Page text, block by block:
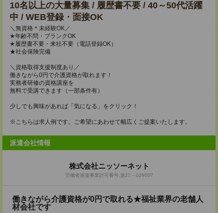
10名以上の大量募集 / 履歴書不要 / 40～50代活躍
中 / WEB登録・面接OK
＼無資格＊未経験OK／
★年齢不問・ブランクOK
★履歴書不要・来社不要（電話登録OK）
★社会保険完備
＼資格取得支援制度あり／
働きながら0円で介護資格が取れます！
実務者研修の資格講座を
無料で受講できます（一部条件有）
少しでも興味があれば「気になる」をクリック！
※こちらは求人例です。ご希望にあわせて幅広くご提案いたします。
派遣会社情報
株式会社ニッソーネット
労働者派遣事業許可番号:派27－029007
働きながら介護資格が0円で取れる★福祉業界の老舗人
材会社です